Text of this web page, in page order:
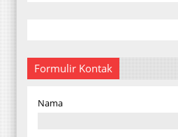
Formulir Kontak
Nama